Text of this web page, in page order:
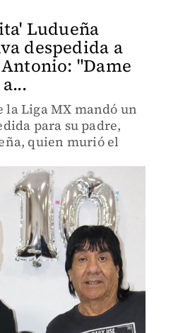
Ludueña
despedida a
"Dame
la Liga MX mandó un
para su padre,
quien murió el